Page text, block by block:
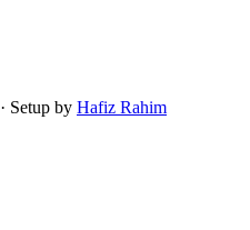
· Setup by Hafiz Rahim